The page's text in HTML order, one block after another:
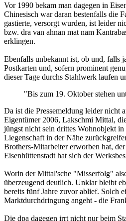
Vor 1990 bekam man dagegen in
Chinesisch war daran bestenfalls die
gastierte, versorgt wurden, ist leider
bzw. dra van ahnan mat nam
erklingen.
Ebenfalls unbekannt ist, ob und, falls
Postkarten und, sofern prominent
dieser Tage durchs Stahlwerk laufen
"Bis zum 19. Oktober stehen
Da ist die Pressemeldung leider nicht
Eigentümer 2006, Lakschmi Mittal,
jüngst nicht sein drittes Wohnobjekt
Liegenschaft in der Nähe
Brothers-Mitarbeiter erworben hat,
Eisenhüttenstadt hat sich der
Worin der Mittal'sche "Misserfolg"
überzeugend deutlich. Unklar bleibt
bereits fünf Jahre zuvor ablief. Solch
Marktdurchdringung angeht - die
Die dpa dagegen irrt nicht nur beim